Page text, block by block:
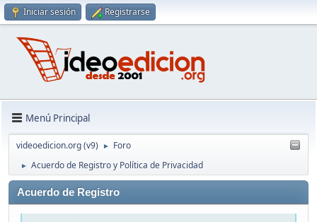
Iniciar sesión Registrarse
Menú Principal
videoedicion.org (v9) ► Foro
► Acuerdo de Registro y Política de Privacidad
Acuerdo de Registro